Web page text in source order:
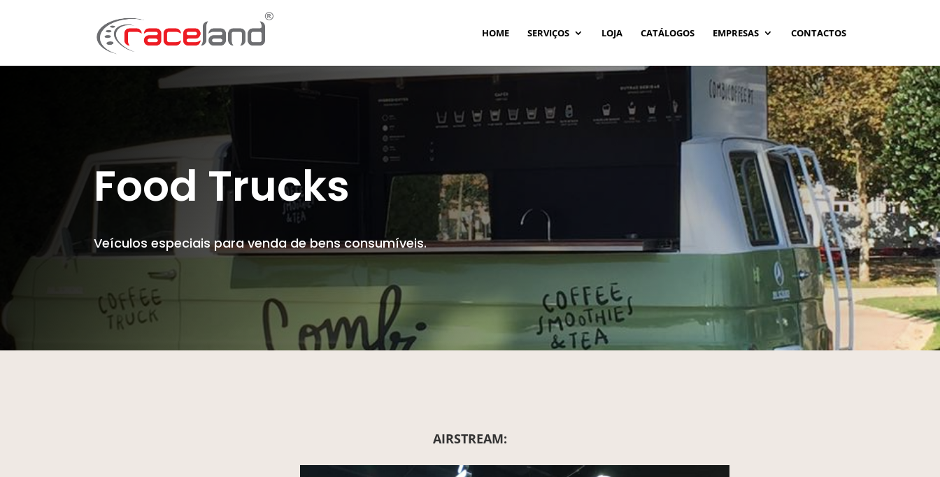
HOME SERVIÇOS LOJA CATÁLOGOS EMPRESAS CONTACTOS
Food Trucks
Veículos especiais para venda de bens consumíveis.
AIRSTREAM: